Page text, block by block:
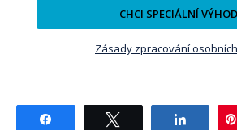
CHCI SPECIÁLNÍ
Zásady zpracování
Tweetnout Sdílet